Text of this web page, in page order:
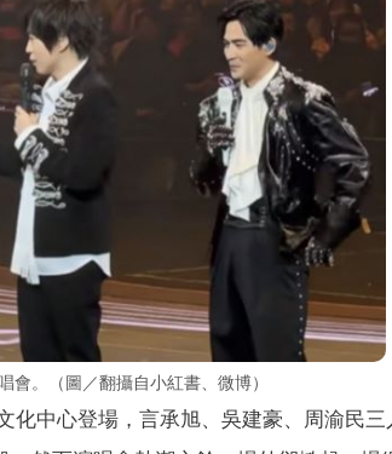
。（圖／翻攝自小紅書、微博）
化中心登場，言承旭、吳建豪、周渝民三